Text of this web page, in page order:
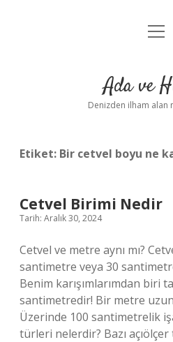
Anasayfa
Yasal
Ada ve
Denizden ilham alan
Etiket: Bir cetvel boyu ne
Cetvel Birimi Nedir
Tarih: Aralık 30, 2024
Cetvel ve metre aynı mı?
santimetre veya 30
Benim karışımlarımdan biri
santimetredir! Bir metre
Üzerinde 100 santimetrelik
türleri nelerdir? Bazı